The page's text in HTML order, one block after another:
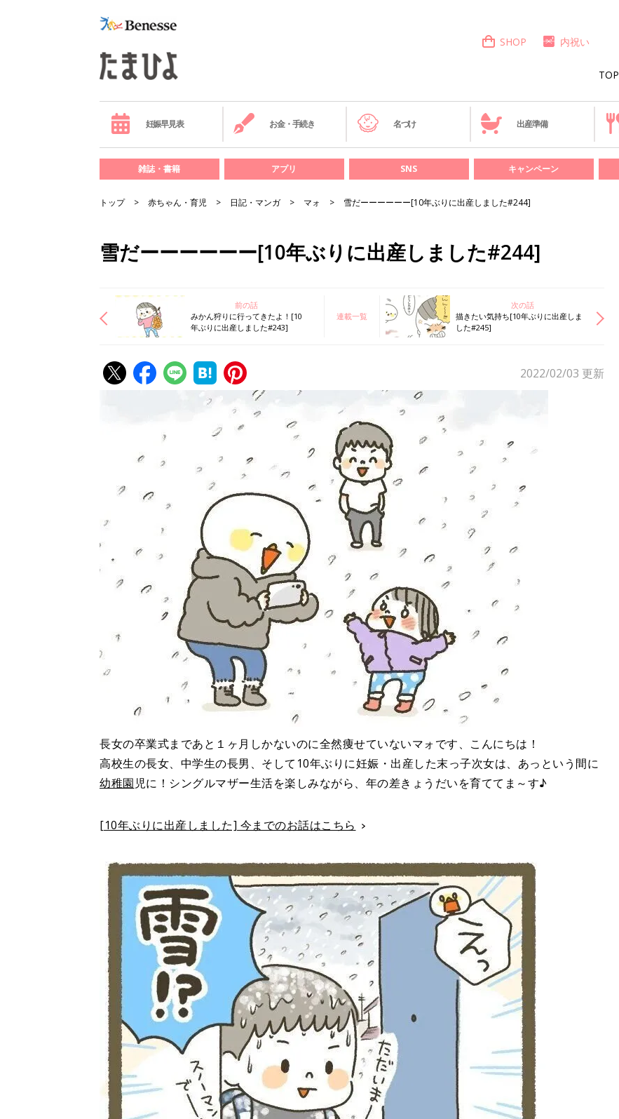
TOP
SHOP 内祝い
妊娠早見表 お金・手続き 名づけ 出産準備
雑誌・書籍 アプリ SNS キャンペーン
トップ 赤ちゃん・育児 日記・マンガ マォ 雪だーーーーーー[10年ぶりに出産しました#244]
雪だーーーーーー[10年ぶりに出産しました#244]
前の話
みかん狩りに行ってきたよ！[10
年ぶりに出産しました#243]
連載一覧
次の話
描きたい気持ち[10年ぶりに出産しま
した#245]
2022/02/03 更新
長女の卒業式まであと１ヶ月しかないのに全然痩せていないマォです、こんにちは！
高校生の長女、中学生の長男、そして10年ぶりに妊娠・出産した末っ子次女は、あっという間に
幼稚園 児に！シングルマザー生活を楽しみながら、年の差きょうだいを育ててま～す♪
[10年ぶりに出産しました] 今までのお話はこちら